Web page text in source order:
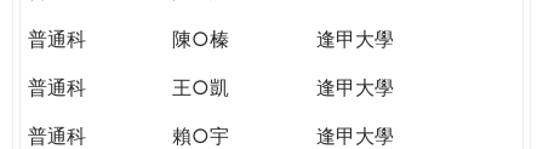
普通科
陳○榛
逢甲大學
普通科
王○凱
逢甲大學
普通科
賴○宇
逢甲大學